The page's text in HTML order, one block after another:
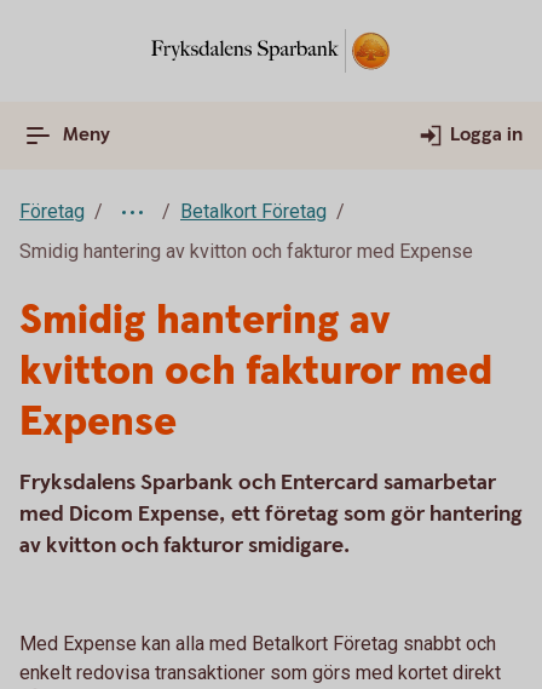
Meny Logga in
Företag
Betalkort Företag
Smidig hantering av kvitton och fakturor med Expense
Smidig hantering av
kvitton och fakturor med
Expense
Fryksdalens Sparbank och Entercard samarbetar
med Dicom Expense, ett företag som gör hantering
av kvitton och fakturor smidigare.
Med Expense kan alla med Betalkort Företag snabbt och
enkelt redovisa transaktioner som görs med kortet direkt